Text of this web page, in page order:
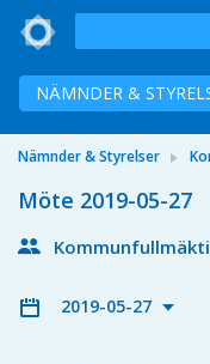
NÄMNDER &
Nämnder & Styrelser
Möte 2019-05-27
2019-05-27